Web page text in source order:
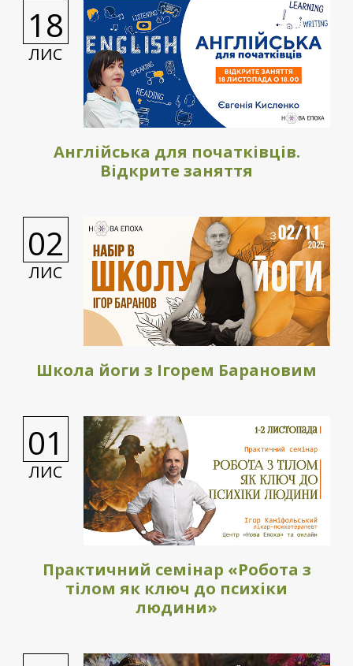
ЛИС
18
Англійська для початківців.
Відкрите заняття
ЛИС
02
Школа йоги з Ігорем Барановим
ЛИС
01
Практичний семінар «Робота з
тілом як ключ до психіки
людини»